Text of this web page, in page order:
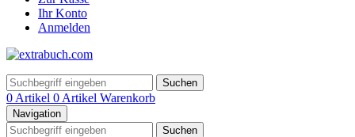
Ihr Konto
Anmelden
Suchen
0 Artikel 0 Artikel Warenkorb
Navigation
Suchen